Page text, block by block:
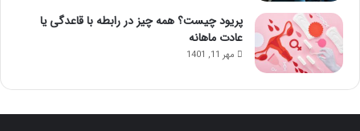
پریود چیست؟ همه چیز در رابطه با قاعدگی یا
عادت ماهانه
مهر 11, 1401